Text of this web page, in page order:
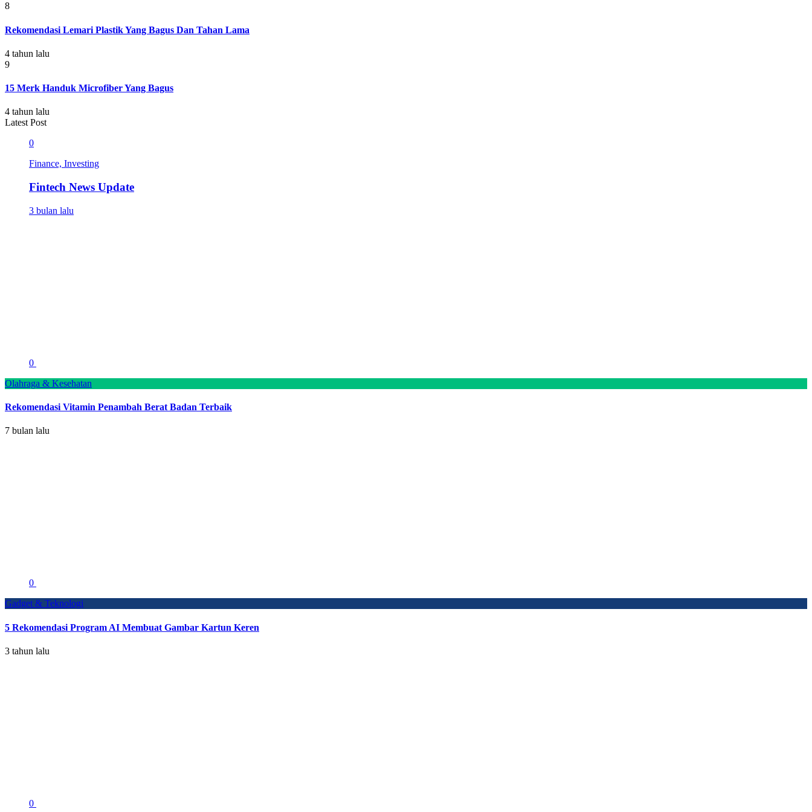
8
Rekomendasi Lemari Plastik Yang Bagus Dan Tahan Lama
4 tahun lalu
9
15 Merk Handuk Microfiber Yang Bagus
4 tahun lalu
Latest Post
0
Finance, Investing
Fintech News Update
3 bulan lalu
0
Olahraga & Kesehatan
Rekomendasi Vitamin Penambah Berat Badan Terbaik
7 bulan lalu
0
Gadget & Teknologi
5 Rekomendasi Program AI Membuat Gambar Kartun Keren
3 tahun lalu
0